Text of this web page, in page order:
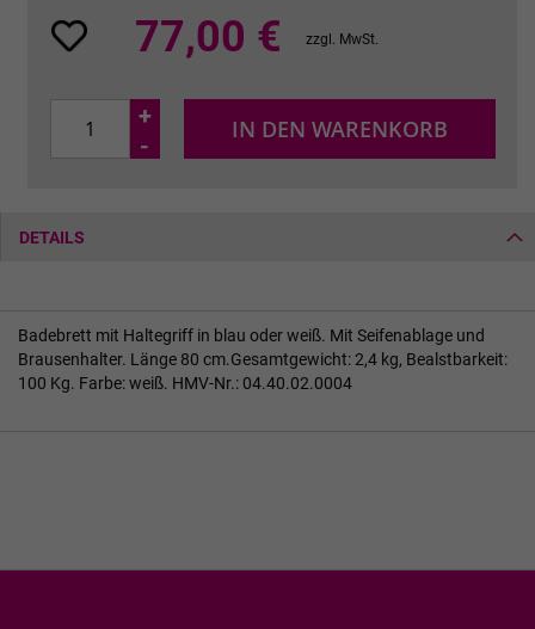
77,00 € zzgl. MwSt.
+
-
IN DEN WARENKORB
DETAILS
Badebrett mit Haltegriff in blau oder weiß. Mit Seifenablage und
Brausenhalter. Länge 80 cm.Gesamtgewicht: 2,4 kg, Bealstbarkeit:
100 Kg. Farbe: weiß. HMV-Nr.: 04.40.02.0004